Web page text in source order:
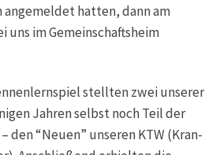
ange­mel­det hat­ten, dann am
uns im Gemein­schafts­heim
stell­ten zwei unse­rer
Jah­ren selbst noch Teil der
den “Neu­en” unse­ren KTW (Kran­